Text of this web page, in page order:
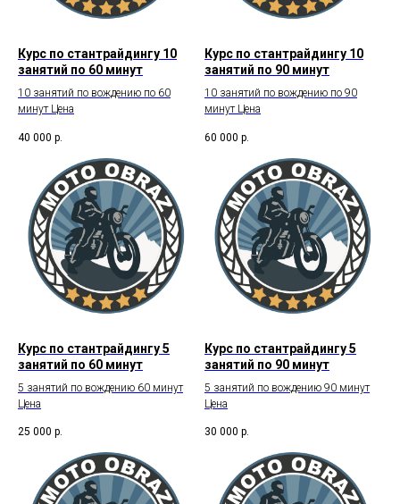
Курс по стантрайдингу 10
занятий по 60 минут
10 занятий по вождению по 60
минут Цена
40 000 р.
Курс по стантрайдингу 10
занятий по 90 минут
10 занятий по вождению по 90
минут Цена
60 000 р.
Курс по стантрайдингу 5
занятий по 60 минут
5 занятий по вождению 60 минут
Цена
25 000 р.
Курс по стантрайдингу 5
занятий по 90 минут
5 занятий по вождению 90 минут
Цена
30 000 р.